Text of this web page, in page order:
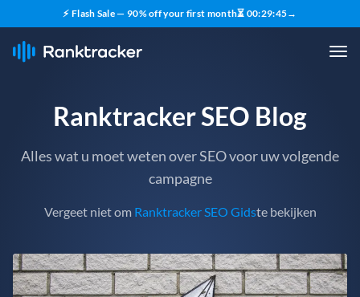
⚡ Flash Sale — 90% off your first month⏳ 00:29:43→
Ranktracker SEO Blog
Alles wat u moet weten over SEO voor uw volgende
campagne
Vergeet niet om Ranktracker SEO Gidste bekijken